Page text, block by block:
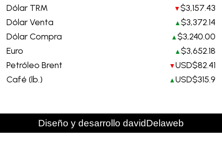
Dólar TRM ▼ $3,157.43
Dólar Venta
▲ $3,372.14
Dólar Compra
▲ $3,240.00
Euro
▲ $3,652.18
Petróleo Brent
▼ USD$82.41
Café (lb.)
▲ USD$315.9
Diseño y desarrollo davidDelaweb